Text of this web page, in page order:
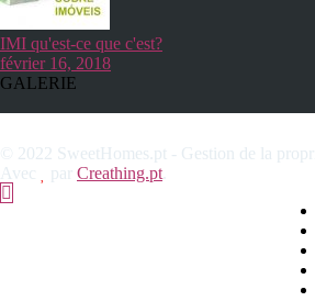
IMI qu'est-ce que c'est?
février 16, 2018
GALERIE
© 2022 SweetHomes.pt - Gestion de la
Avec
par Creathing.pt